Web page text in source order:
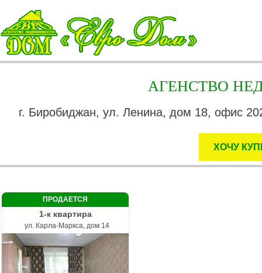
АГЕНСТВО
г. Биробиджан, ул. Ленина, дом 18, офис
ХОЧУ
ПРОДАЕТСЯ
1-к квартира
ул. Карла-Маркса, дом 14